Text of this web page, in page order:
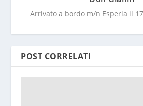
Arrivato a bordo m/n Esperia il
POST CORRELATI